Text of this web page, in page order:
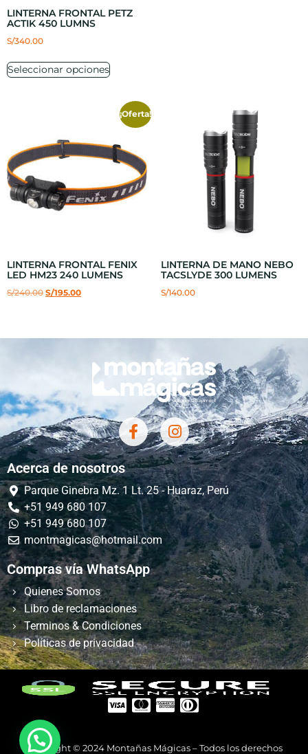
LINTERNA FRONTAL PETZ
ACTIK 450 LUMNS
S/340.00
Seleccionar opciones
¡Oferta!
LINTERNA FRONTAL FENIX
LED HM23 240 LUMENS
S/240.00 S/195.00
LINTERNA DE MANO NEBO
TACSLYDE 300 LUMENS
S/140.00
Acerca de nosotros
Parque Ginebra Mz. 1 Lt. 25 - Huaraz, Perú
+51 949 680 107
+51 949 680 107
montmagicas@hotmail.com
Compras vía WhatsApp
Quienes Somos
Libro de reclamaciones
Terminos & Condiciones
Políticas de privacidad
Copyright © 2024 Montañas Mágicas – Todos los derechos